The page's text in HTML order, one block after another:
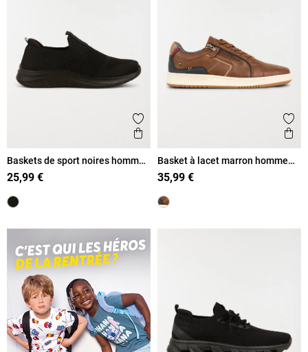
Ajouter aux favoris
Aperçu rapide
Baskets de sport noires homme
(40-46)
25,99 €
Basket à lacet marron homme
(40-45)
35,99 €